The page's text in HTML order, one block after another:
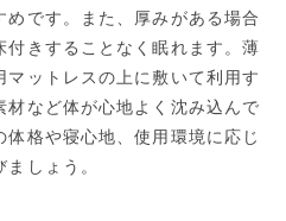
めです。また、厚みがある場合
付きすることなく眠れます。薄
ットレスの上に敷いて利用す
材など体が心地よく沈み込んで
格や寝心地、使用環境に応じ
しょう。